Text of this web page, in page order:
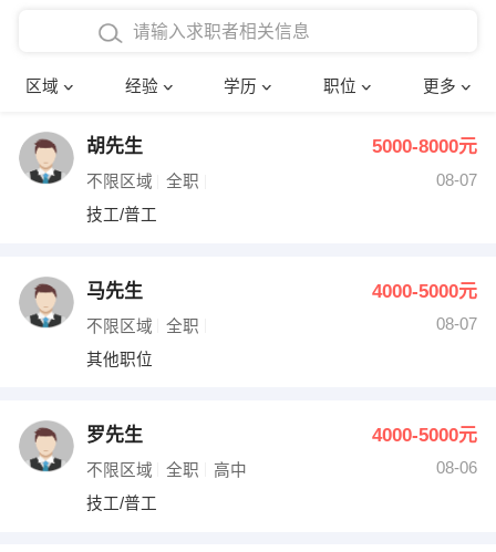
区域 经验 学历 职位 更多
在校学生工作经验
四年以上工作经验
五年以上工作经验
博士
文员 护士
财务会计
网络IT
收银员
水电/机修
确定
胡先生 5000-8000元
不限区域 全职
08-07
技工/普工
马先生 4000-5000元
不限区域 全职
08-07
其他职位
罗先生 4000-5000元
不限区域 全职 高中
08-06
技工/普工